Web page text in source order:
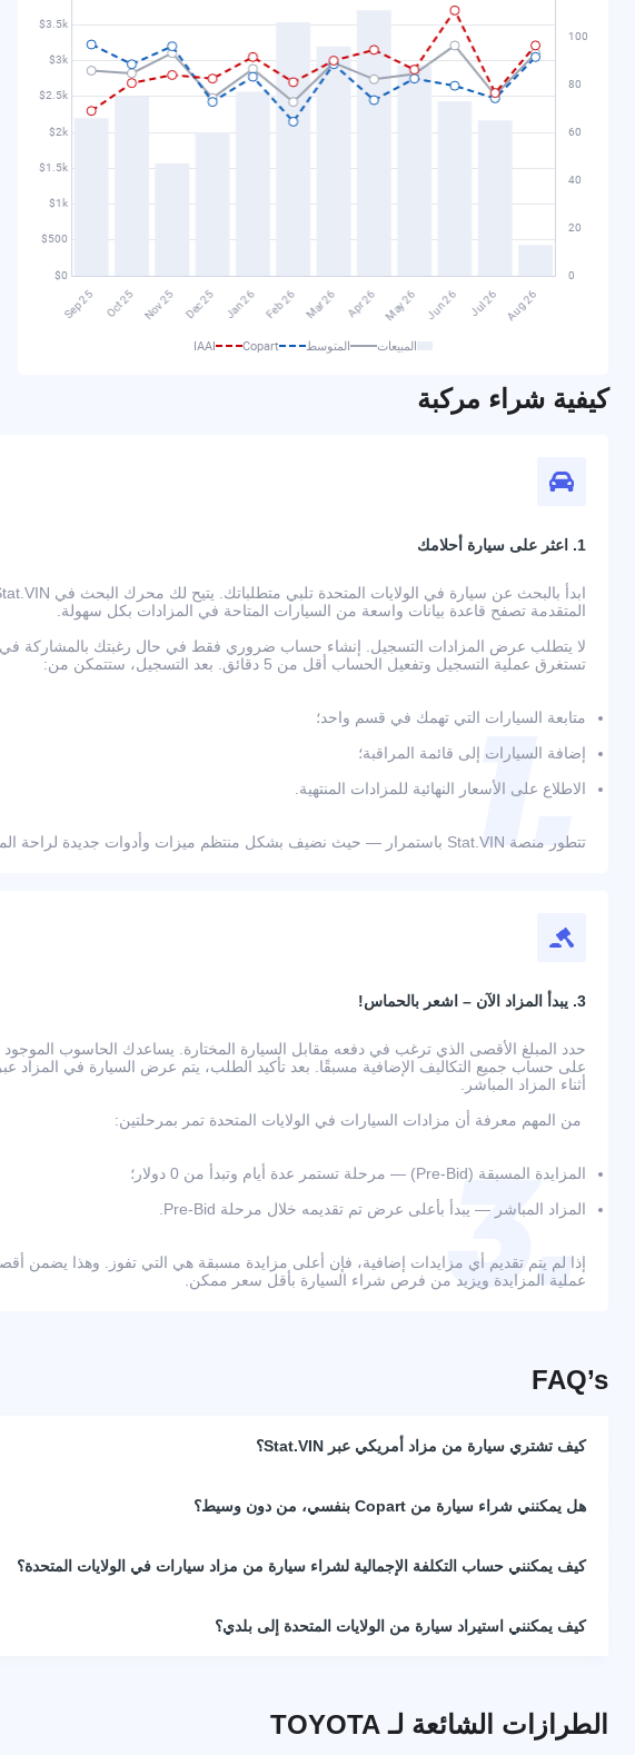
المبيعات المتوسط Copart
IAAI
كيفية شراء مركبة
1. اعثر على سيارة أحلامك
المتقدمة تصفح قاعدة بيانات واسعة من السيارات المتاحة في المزادات بكل سهولة.
لا يتطلب عرض المزادات التسجيل. إنشاء حساب ضروري فقط في حال رغبتك بالمشاركة في
تستغرق عملية التسجيل وتفعيل الحساب أقل من 5 دقائق. بعد التسجيل، ستتمكن من:
متابعة السيارات التي تهمك في قسم واحد؛
إضافة السيارات إلى قائمة المراقبة؛
الاطلاع على الأسعار النهائية للمزادات المنتهية.
تتطور منصة Stat.VIN باستمرار — حيث نضيف بشكل منتظم ميزات وأدوات جديدة لراحة المستخدمين.
3. يبدأ المزاد الآن – اشعر بالحماس!
حدد المبلغ الأقصى الذي ترغب في دفعه مقابل السيارة المختارة. يساعدك الحاسوب
أثناء المزاد المباشر.
من المهم معرفة أن مزادات السيارات في الولايات المتحدة تمر بمرحلتين:
المزايدة المسبقة (Pre-Bid) — مرحلة تستمر عدة أيام وتبدأ من 0 دولار؛
المزاد المباشر — يبدأ بأعلى عرض تم تقديمه خلال مرحلة Pre-Bid.
إذا لم يتم تقديم أي مزايدات إضافية، فإن أعلى مزايدة مسبقة هي التي تفوز. وهذا يضمن
عملية المزايدة ويزيد من فرص شراء السيارة بأقل سعر ممكن.
FAQ’s
كيف تشتري سيارة من مزاد أمريكي عبر Stat.VIN؟
هل يمكنني شراء سيارة من Copart بنفسي، من دون وسيط؟
كيف يمكنني حساب التكلفة الإجمالية لشراء سيارة من مزاد سيارات في الولايات المتحدة؟
كيف يمكنني استيراد سيارة من الولايات المتحدة إلى بلدي؟
الطرازات الشائعة لـ TOYOTA